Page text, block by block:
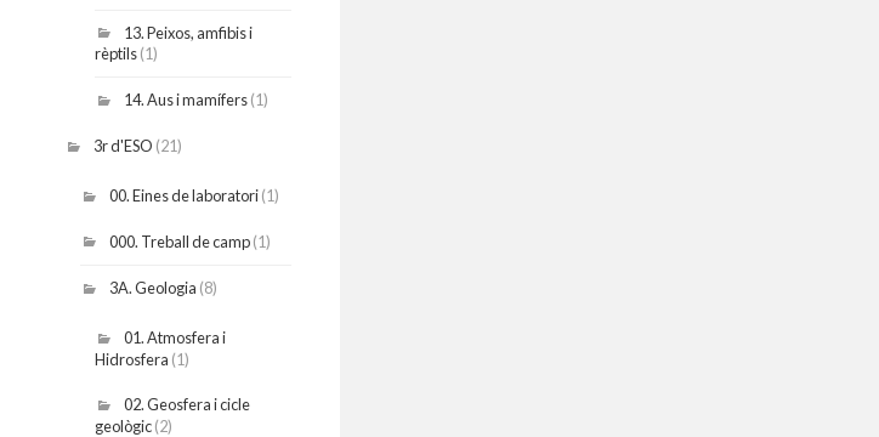
13. Peixos, amfibis i
rèptils(1)
14. Aus i mamífers(1)
3r d'ESO (21)
00. Eines de laboratori(1)
000. Treball de camp(1)
3A. Geologia (8)
01. Atmosfera i
Hidrosfera (1)
02. Geosfera i cicle
geològic(2)